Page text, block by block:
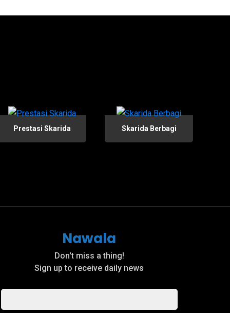
Prestasi Skarida Skarida Berbagi
Nawala
Don't miss a thing!
Sign up to receive daily news